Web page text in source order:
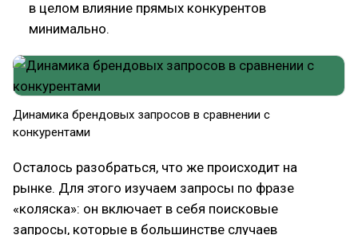
в целом влияние прямых конкурентов
минимально.
Динамика брендовых запросов в сравнении с
конкурентами
Осталось разобраться, что же происходит на
рынке. Для этого изучаем запросы по фразе
«коляска»: он включает в себя поисковые
запросы, которые в большинстве случаев